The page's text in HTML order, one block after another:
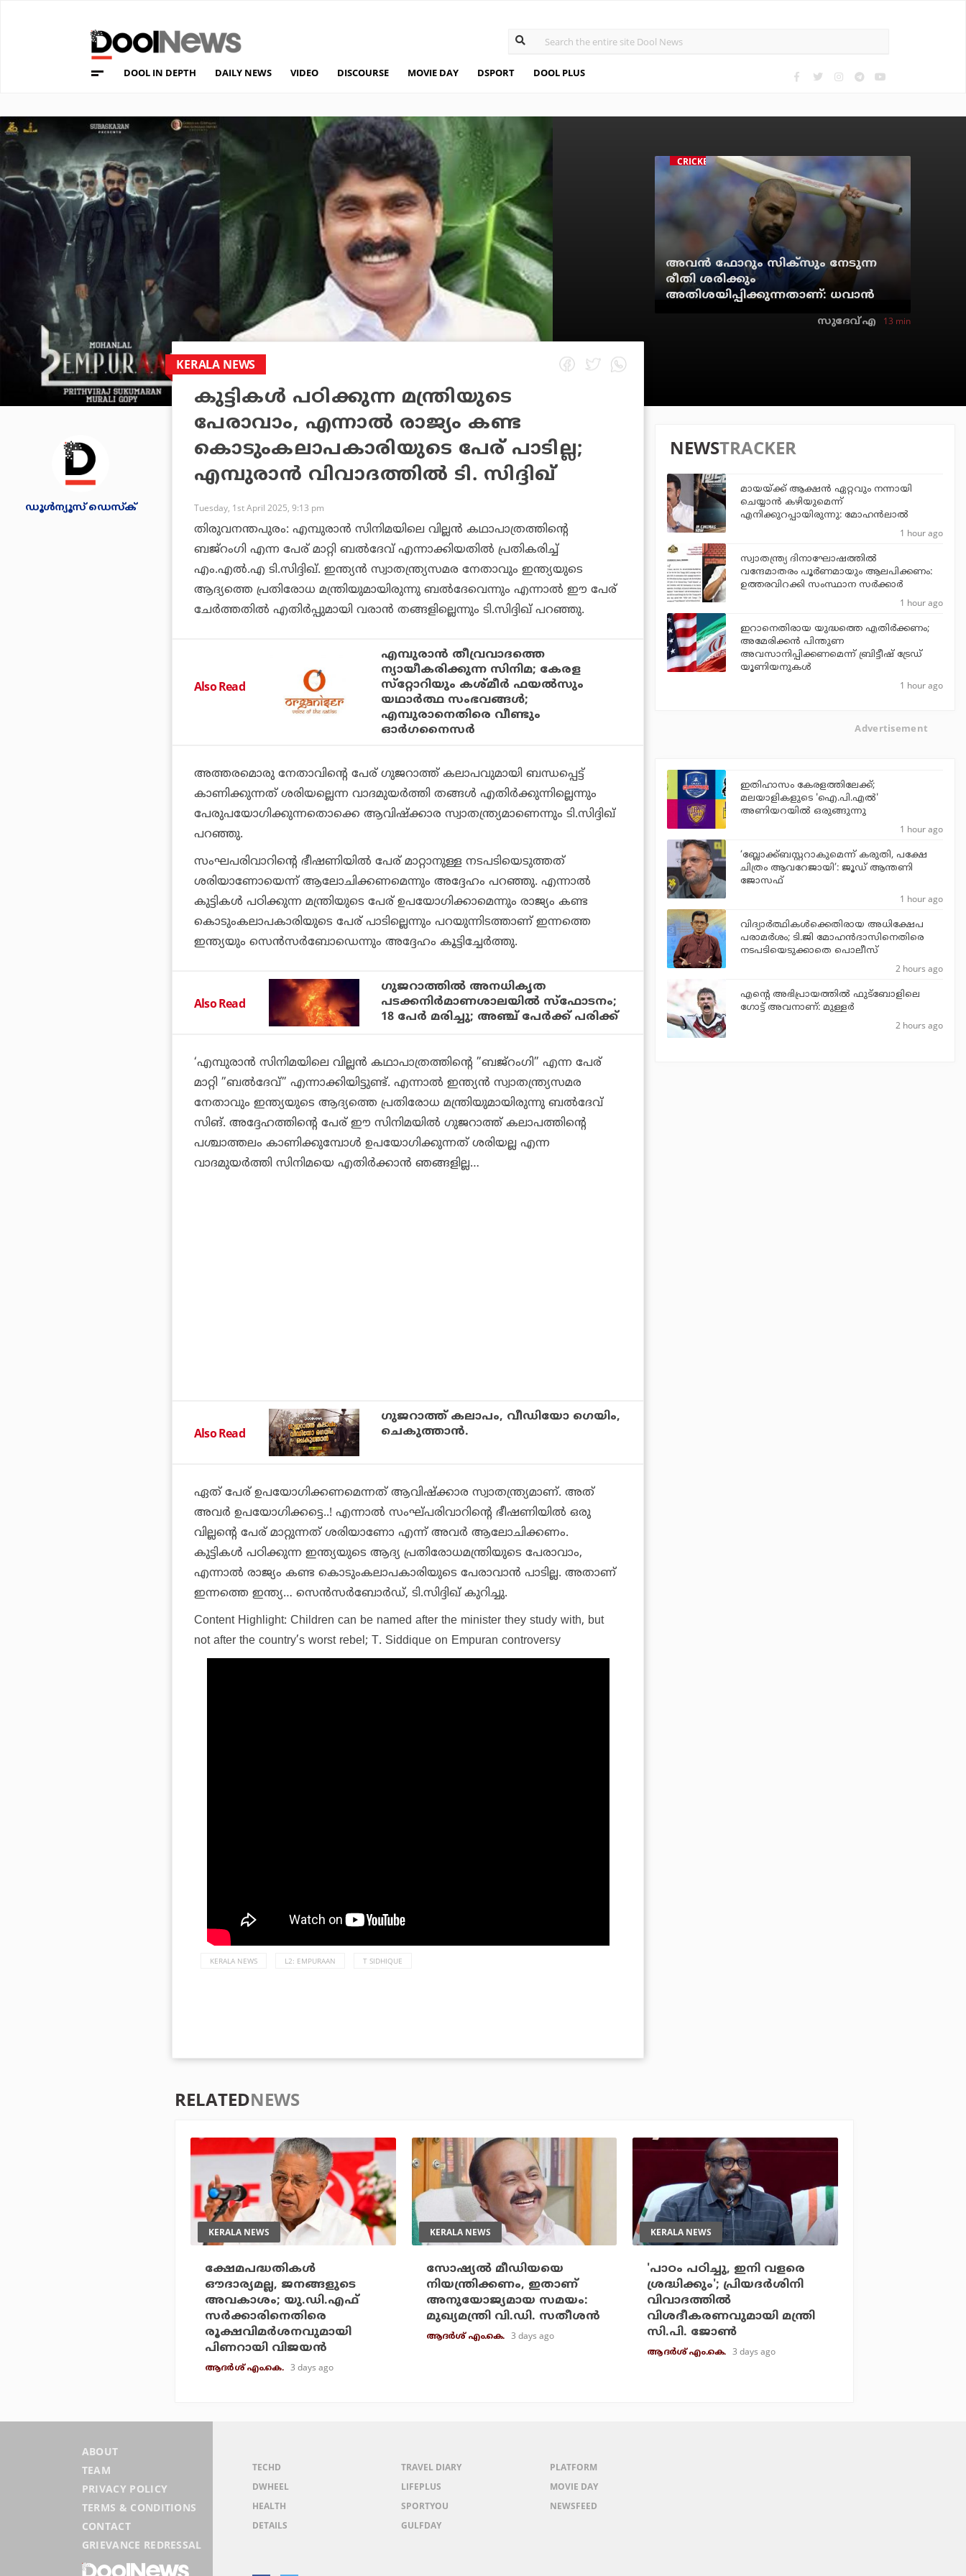
DOOL IN DEPTH DAILY NEWS VIDEO DISCOURSE MOVIE DAY DSPORT DOOL PLUS
CRICKET
അവന്‍ ഫോറും സിക്സും നേടുന്ന
രീതി ശരിക്കും
അതിശയിപ്പിക്കുന്നതാണ്: ധവാന്‍
സുദേവ് എ 13 min
ഡൂള്‍ന്യൂസ് ഡെസ്‌ക്
KERALA NEWS
കുട്ടികള്‍ പഠിക്കുന്ന മന്ത്രിയുടെ
പേരാവാം, എന്നാല്‍ രാജ്യം കണ്ട
കൊടുംകലാപകാരിയുടെ പേര് പാടില്ല;
എമ്പുരാന്‍ വിവാദത്തില്‍ ടി. സിദ്ദിഖ്
Tuesday, 1st April 2025, 9:13 pm
തിരുവനന്തപുരം: എമ്പുരാന്‍ സിനിമയിലെ വില്ലന്‍ കഥാപാത്രത്തിന്റെ
ബജ്‌റംഗി എന്ന പേര് മാറ്റി ബല്‍ദേവ് എന്നാക്കിയതില്‍ പ്രതികരിച്ച്
എം.എല്‍.എ ടി.സിദ്ദിഖ്. ഇന്ത്യന്‍ സ്വാതന്ത്ര്യസമര നേതാവും ഇന്ത്യയുടെ
ആദ്യത്തെ പ്രതിരോധ മന്ത്രിയുമായിരുന്നു ബല്‍ദേവെന്നും എന്നാല്‍ ഈ പേര്
ചേര്‍ത്തതില്‍ എതിര്‍പ്പുമായി വരാന്‍ തങ്ങളില്ലെന്നും ടി.സിദ്ദിഖ് പറഞ്ഞു.
Also Read
എമ്പുരാന്‍ തീവ്രവാദത്തെ
ന്യായീകരിക്കുന്ന സിനിമ; കേരള
സ്‌റ്റോറിയും കശ്മീര്‍ ഫയല്‍സും
യഥാര്‍ത്ഥ സംഭവങ്ങള്‍;
എമ്പുരാനെതിരെ വീണ്ടും
ഓര്‍ഗനൈസര്‍
അത്തരമൊരു നേതാവിന്റെ പേര് ഗുജറാത്ത് കലാപവുമായി ബന്ധപ്പെട്ട്
കാണിക്കുന്നത് ശരിയല്ലെന്ന വാദമുയര്‍ത്തി തങ്ങള്‍ എതിര്‍ക്കുന്നില്ലെന്നും
പേരുപയോഗിക്കുന്നതൊക്കെ ആവിഷ്‌ക്കാര സ്വാതന്ത്ര്യമാണെന്നും ടി.സിദ്ദിഖ്
പറഞ്ഞു.
സംഘപരിവാറിന്റെ ഭീഷണിയില്‍ പേര് മാറ്റാനുള്ള നടപടിയെടുത്തത്
ശരിയാണോയെന്ന് ആലോചിക്കണമെന്നും അദ്ദേഹം പറഞ്ഞു. എന്നാല്‍
കുട്ടികള്‍ പഠിക്കുന്ന മന്ത്രിയുടെ പേര് ഉപയോഗിക്കാമെന്നും രാജ്യം കണ്ട
കൊടുംകലാപകാരിയുടെ പേര് പാടില്ലെന്നും പറയുന്നിടത്താണ് ഇന്നത്തെ
ഇന്ത്യയും സെന്‍സര്‍ബോഡെന്നും അദ്ദേഹം കൂട്ടിച്ചേര്‍ത്തു.
Also Read
ഗുജറാത്തില്‍ അനധികൃത
പടക്കനിര്‍മാണശാലയില്‍ സ്‌ഫോടനം;
18 പേര്‍ മരിച്ചു; അഞ്ച് പേര്‍ക്ക് പരിക്ക്
‘എമ്പുരാന്‍ സിനിമയിലെ വില്ലന്‍ കഥാപാത്രത്തിന്റെ ”ബജ്‌റംഗി” എന്ന പേര്
മാറ്റി ”ബല്‍ദേവ്” എന്നാക്കിയിട്ടുണ്ട്. എന്നാല്‍ ഇന്ത്യന്‍ സ്വാതന്ത്ര്യസമര
നേതാവും ഇന്ത്യയുടെ ആദ്യത്തെ പ്രതിരോധ മന്ത്രിയുമായിരുന്നു ബല്‍ദേവ്
സിങ്. അദ്ദേഹത്തിന്റെ പേര് ഈ സിനിമയില്‍ ഗുജറാത്ത് കലാപത്തിന്റെ
പശ്ചാത്തലം കാണിക്കുമ്പോള്‍ ഉപയോഗിക്കുന്നത് ശരിയല്ല എന്ന
വാദമുയര്‍ത്തി സിനിമയെ എതിര്‍ക്കാന്‍ ഞങ്ങളില്ല…
Also Read
ഗുജറാത്ത് കലാപം, വീഡിയോ ഗെയിം,
ചെകുത്താന്‍.
ഏത് പേര് ഉപയോഗിക്കണമെന്നത് ആവിഷ്‌ക്കാര സ്വാതന്ത്ര്യമാണ്. അത്
അവര്‍ ഉപയോഗിക്കട്ടെ..! എന്നാല്‍ സംഘ്പരിവാറിന്റെ ഭീഷണിയില്‍ ഒരു
വില്ലന്റെ പേര് മാറ്റുന്നത് ശരിയാണോ എന്ന് അവര്‍ ആലോചിക്കണം.
കുട്ടികള്‍ പഠിക്കുന്ന ഇന്ത്യയുടെ ആദ്യ പ്രതിരോധമന്ത്രിയുടെ പേരാവാം,
എന്നാല്‍ രാജ്യം കണ്ട കൊടുംകലാപകാരിയുടെ പേരാവാന്‍ പാടില്ല. അതാണ്
ഇന്നത്തെ ഇന്ത്യ… സെന്‍സര്‍ബോര്‍ഡ്, ടി.സിദ്ദിഖ് കുറിച്ചു.
Content Highlight: Children can be named after the minister they study with, but
not after the country’s worst rebel; T. Siddique on Empuran controversy
KERALA NEWS L2: EMPURAAN T SIDHIQUE
NEWSTRACKER
മായയ്ക്ക് ആക്ഷന്‍ ഏറ്റവും നന്നായി
ചെയ്യാന്‍ കഴിയുമെന്ന്
എനിക്കുറപ്പായിരുന്നു: മോഹന്‍ലാല്‍
1 hour ago
സ്വാതന്ത്ര്യ ദിനാഘോഷത്തില്‍
വന്ദേമാതരം പൂര്‍ണമായും ആലപിക്കണം:
ഉത്തരവിറക്കി സംസ്ഥാന സര്‍ക്കാര്‍
1 hour ago
ഇറാനെതിരായ യുദ്ധത്തെ എതിര്‍ക്കണം;
അമേരിക്കന്‍ പിന്തുണ
അവസാനിപ്പിക്കണമെന്ന് ബ്രിട്ടീഷ് ട്രേഡ്
യൂണിയനുകള്‍
1 hour ago
Advertisement
ഇതിഹാസം കേരളത്തിലേക്ക്;
മലയാളികളുടെ 'ഐ.പി.എല്‍'
അണിയറയില്‍ ഒരുങ്ങുന്നു
1 hour ago
‘ബ്ലോക്ക്ബസ്റ്ററാകുമെന്ന് കരുതി, പക്ഷേ
ചിത്രം ആവറേജായി’: ജൂഡ് ആന്തണി
ജോസഫ്
1 hour ago
വിദ്യാര്‍ത്ഥികള്‍ക്കെതിരായ അധിക്ഷേപ
പരാമര്‍ശം; ടി.ജി മോഹന്‍ദാസിനെതിരെ
നടപടിയെടുക്കാതെ പൊലീസ്
2 hours ago
എന്റെ അഭിപ്രായത്തില്‍ ഫുട്‌ബോളിലെ
ഗോട്ട് അവനാണ്: മുള്ളര്‍
2 hours ago
RELATEDNEWS
KERALA NEWS
ക്ഷേമപദ്ധതികള്‍
ഔദാര്യമല്ല, ജനങ്ങളുടെ
അവകാശം; യു.ഡി.എഫ്
സര്‍ക്കാരിനെതിരെ
രൂക്ഷവിമര്‍ശനവുമായി
പിണറായി വിജയന്‍
ആദർശ് എം.കെ. 3 days ago
KERALA NEWS
സോഷ്യല്‍ മീഡിയയെ
നിയന്ത്രിക്കണം, ഇതാണ്
അനുയോജ്യമായ സമയം:
മുഖ്യമന്ത്രി വി.ഡി. സതീശന്‍
ആദർശ് എം.കെ. 3 days ago
KERALA NEWS
'പാഠം പഠിച്ചു, ഇനി വളരെ
ശ്രദ്ധിക്കും'; പ്രിയദര്‍ശിനി
വിവാദത്തില്‍
വിശദീകരണവുമായി മന്ത്രി
സി.പി. ജോണ്‍
ആദർശ് എം.കെ. 3 days ago
ABOUT
TEAM
PRIVACY POLICY
TERMS & CONDITIONS
CONTACT
GRIEVANCE REDRESSAL
TECHD
DWHEEL
HEALTH
DETAILS
TRAVEL DIARY
LIFEPLUS
SPORTYOU
GULFDAY
PLATFORM
MOVIE DAY
NEWSFEED